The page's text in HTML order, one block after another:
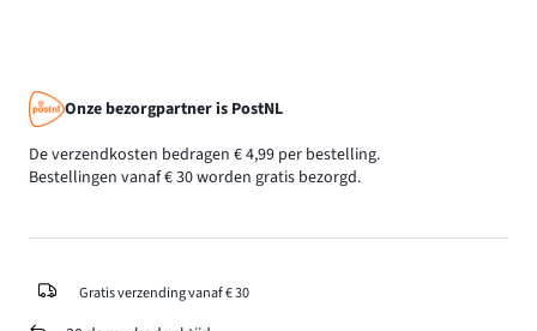
Onze bezorgpartner is PostNL
De verzendkosten bedragen € 4,99 per bestelling.
Bestellingen vanaf € 30 worden gratis bezorgd.
Gratis verzending vanaf € 30